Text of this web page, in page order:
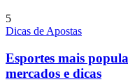
5
Dicas de Apostas
Esportes mais
mercados e dicas